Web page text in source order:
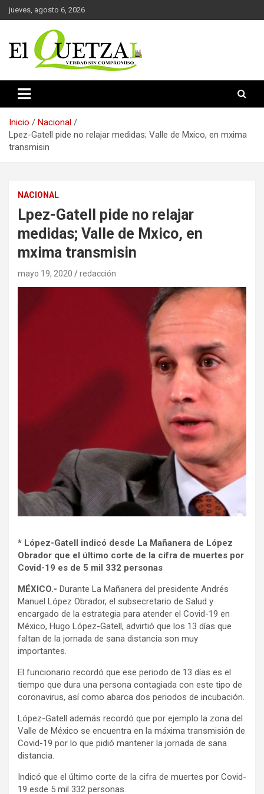
Saltar
al
jueves, agosto 6, 2026
El Quetzal de Cholula
Inicio
Nacional
Lpez-Gatell pide no relajar medidas; Valle de Mxico, en mxima
transmisin
NACIONAL
Lpez-Gatell pide no relajar
medidas; Valle de Mxico, en
mxima transmisin
mayo 19, 2020 redacción
* López-Gatell indicó desde La Mañanera de López
Obrador que el último corte de la cifra de muertes por
Covid-19 es de 5 mil 332 personas
MÉXICO.- Durante La Mañanera del presidente Andrés
Manuel López Obrador, el subsecretario de Salud y
encargado de la estrategia para atender el Covid-19 en
México, Hugo López-Gatell, advirtió que los 13 días que
faltan de la jornada de sana distancia son muy
importantes.
El funcionario recordó que ese periodo de 13 días es el
tiempo que dura una persona contagiada con este tipo de
coronavirus, así como abarca dos periodos de incubación.
López-Gatell además recordó que por ejemplo la zona del
Valle de México se encuentra en la máxima transmisión de
Covid-19 por lo que pidió mantener la jornada de sana
distancia.
Indicó que el último corte de la cifra de muertes por Covid-
19 esde 5 mil 332 personas.